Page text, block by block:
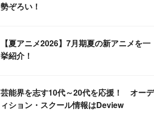
勢ぞろい！
【夏アニメ2026】7月期夏の新アニメを一
挙紹介！
芸能界を志す10代～20代を応援！ オーデ
ィション・スクール情報はDeview